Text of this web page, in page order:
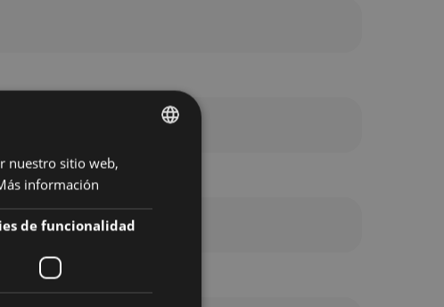
DUTCH
nuestro sitio web,
información
de funcionalidad